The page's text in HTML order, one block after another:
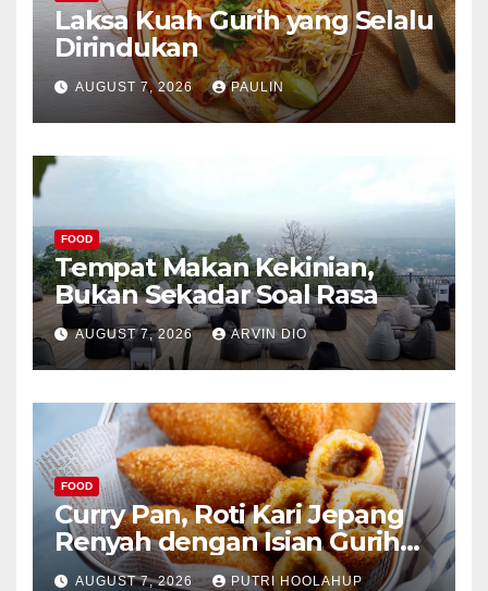
Laksa Kuah Gurih yang Selalu
Dirindukan
AUGUST 7, 2026 PAULIN
FOOD
Tempat Makan Kekinian,
Bukan Sekadar Soal Rasa
AUGUST 7, 2026 ARVIN DIO
FOOD
Curry Pan, Roti Kari Jepang
Renyah dengan Isian Gurih
Menggoda
AUGUST 7, 2026 PUTRI HOOLAHUP